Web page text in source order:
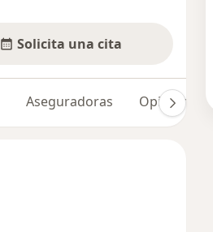
Solicita una cita
Aseguradoras Opiniones (2)